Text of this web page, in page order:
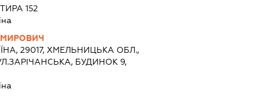
152
29017, ХМЕЛЬНИЦЬКА ОБЛ.,
БУДИНОК 9,